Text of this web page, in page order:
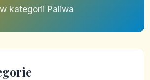
kategorii Paliwa